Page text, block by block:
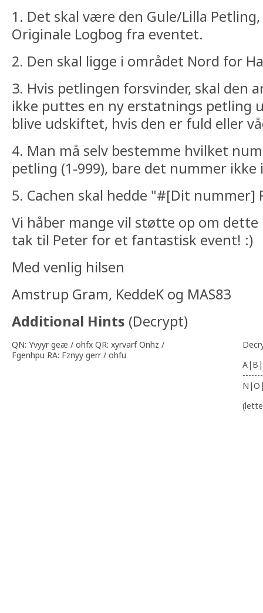
1. Det skal være den Gule/Lilla
Originale Logbog fra eventet.
2. Den skal ligge i området Nord for
3. Hvis petlingen forsvinder, skal den
ikke puttes en ny erstatnings petling
blive udskiftet, hvis den er fuld eller
4. Man må selv bestemme hvilket
petling (1-999), bare det nummer
5. Cachen skal hedde "#[Dit nummer]
Vi håber mange vil støtte op om
tak til Peter for et fantastisk event! :)
Med venlig hilsen
Amstrup Gram, KeddeK og MAS83
Additional Hints (Decrypt)
QN: Yvyyr geæ / ohfx QR: xyrvarf Onhz /
Fgenhpu RA: Fznyy gerr / ohfu